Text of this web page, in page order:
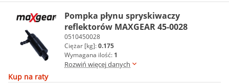
Pompka płynu spryskiwaczy
reflektorów MAXGEAR 45-0028
0510450028
Ciężar [kg]:0.175
Wymagana ilość: 1
Rozwiń więcej danych
Kup na raty